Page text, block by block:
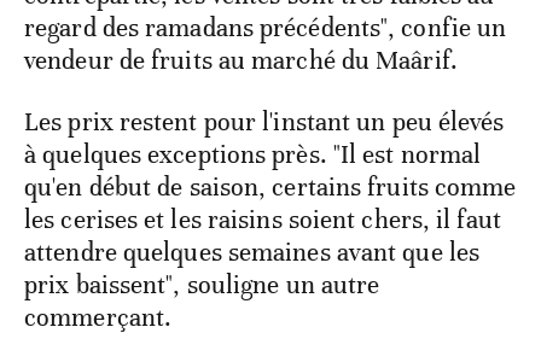
regard des ramadans précédents", confie un
vendeur de fruits au marché du Maârif.
Les prix restent pour l'instant un peu élevés
à quelques exceptions près. "Il est normal
qu'en début de saison, certains fruits comme
les cerises et les raisins soient chers, il faut
attendre quelques semaines avant que les
prix baissent", souligne un autre
commerçant.